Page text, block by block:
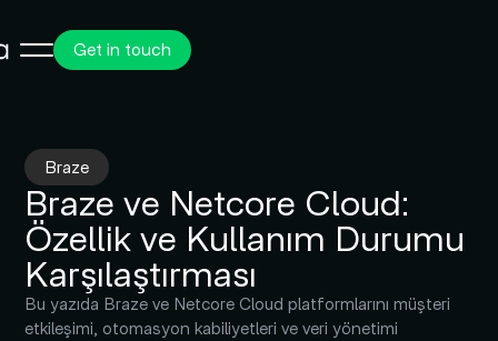
Get in touch
Braze
Braze ve Netcore Cloud:
Özellik ve Kullanım Durumu
Karşılaştırması
Bu yazıda Braze ve Netcore Cloud platformlarını müşteri
etkileşimi, otomasyon kabiliyetleri ve veri yönetimi